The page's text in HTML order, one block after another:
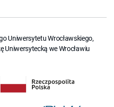
Uniwersytetu Wrocławskiego,
Uniwersytecką we Wrocławiu